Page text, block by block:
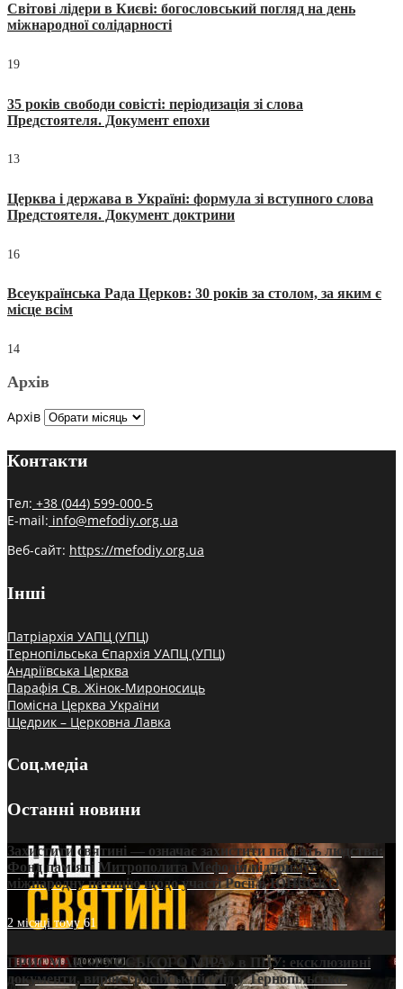
Світові лідери в Києві: богословський погляд на день
міжнародної солідарності
19
35 років свободи совісті: періодизація зі слова
Предстоятеля. Документ епохи
13
Церква і держава в Україні: формула зі вступного слова
Предстоятеля. Документ доктрини
16
Всеукраїнська Рада Церков: 30 років за столом, за яким є
місце всім
14
Архів
Архів
Контакти
Тел: +38 (044) 599-000-5
E-mail: info@mefodiy.org.ua
Веб-сайт: https://mefodiy.org.ua
Інші
Патріархія УАПЦ (УПЦ)
Тернопільська Єпархія УАПЦ (УПЦ)
Андріївська Церква
Парафія Св. Жінок-Мироносиць
Помісна Церква України
Щедрик – Церковна Лавка
Соц.медіа
Останні новини
Захистити святині — означає захистити пам’ять людства:
Фонд пам’яті Митрополита Мефодія підтримує
міжнародну петицію щодо участі Росії в ЮНЕСКО
2 місяці тому61
ПРИСМАК «РУССЬКОГО МІРА» в ПЦУ: ексклюзивні
документи, вирок і російський слід у Тернопільсько-